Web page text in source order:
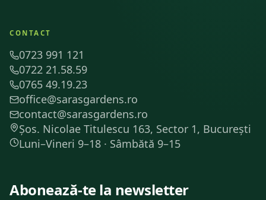
CONTACT
0723 991 121
0722 21.58.59
0765 49.19.23
office@sarasgardens.ro
contact@sarasgardens.ro
Șos. Nicolae Titulescu 163, Sector 1, București
Luni–Vineri 9–18 · Sâmbătă 9–15
Abonează-te la newsletter